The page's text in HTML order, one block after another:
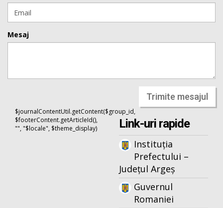
Mesaj
Trimite mesajul
$journalContentUtil.getContent($group_id,
$footerContent.getArticleId(),
"", "$locale", $theme_display)
Link-uri rapide
Instituția
Prefectului –
Județul Argeș
Guvernul
Romaniei